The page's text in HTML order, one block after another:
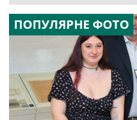
ПОПУЛЯРНЕ ФОТО